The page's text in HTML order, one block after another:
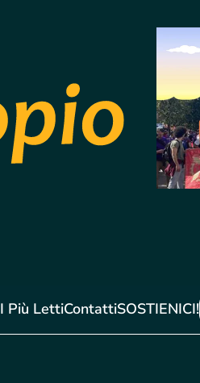
I Più LettiContattiSOSTIENICI!